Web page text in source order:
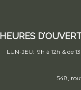
HEURES
LUN-JEU: 9h à 12h & de
548,